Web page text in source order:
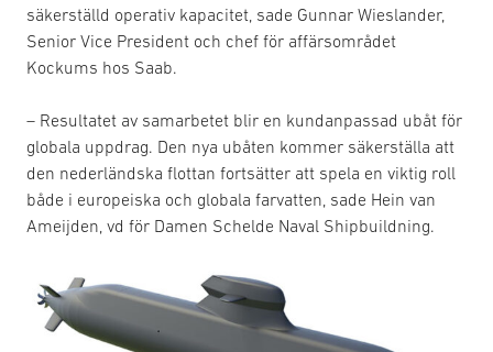
säkerställd operativ kapacitet, sade Gunnar Wieslander,
Senior Vice President och chef för affärsområdet
Kockums hos Saab.
– Resultatet av samarbetet blir en kundanpassad ubåt för
globala uppdrag. Den nya ubåten kommer säkerställa att
den nederländska flottan fortsätter att spela en viktig roll
både i europeiska och globala farvatten, sade Hein van
Ameijden, vd för Damen Schelde Naval Shipbuildning.